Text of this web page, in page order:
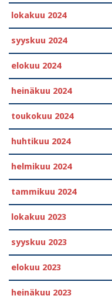
lokakuu 2024
syyskuu 2024
elokuu 2024
heinäkuu 2024
toukokuu 2024
huhtikuu 2024
helmikuu 2024
tammikuu 2024
lokakuu 2023
syyskuu 2023
elokuu 2023
heinäkuu 2023